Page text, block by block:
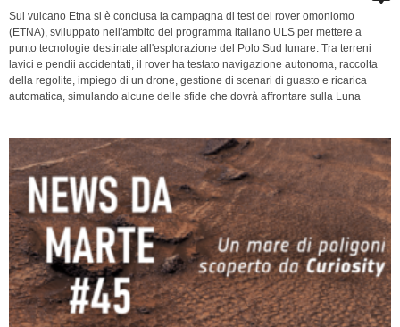
Sul vulcano Etna si è conclusa la campagna di test del rover omoniomo
(ETNA), sviluppato nell'ambito del programma italiano ULS per mettere a
punto tecnologie destinate all'esplorazione del Polo Sud lunare. Tra terreni
lavici e pendii accidentati, il rover ha testato navigazione autonoma, raccolta
della regolite, impiego di un drone, gestione di scenari di guasto e ricarica
automatica, simulando alcune delle sfide che dovrà affrontare sulla Luna